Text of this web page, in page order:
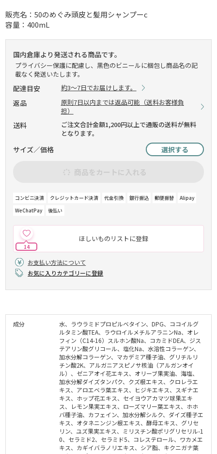
販売名：50のめぐみ頭皮と髪用シャンプーc
容量：400mL
国内倉庫より発送される商品です。
プライバシー保護に配慮し、黒色のビニールに梱包し商品名の記
載なく発送いたします。
配達目安 約3～7日でお届けします。
返品
原則7日以内までは返品可能（送料お客様負
担）
送料
ご注文合計金額1,200円以上で通販の送料が無料
となります。
サイズ／価格 選択する
商品をカートに入れる
コンビニ決済 クレジットカード決済 代金引換 銀行振込 郵便振替
Alipay
WeChatPay
後払い
ほしいものリストに登録
14
お支払い方法について
お気に入りカテゴリーに登録
成分
水、ラウラミドプロピルベタイン、DPG、ココイルグ
ルタミン酸TEA、ラウロイルメチルアラニンNa、オレ
フィン（C14-16）スルホン酸Na、コカミドDEA、ジス
テアリン酸グリコール、塩化Na、水溶性コラーゲン、
加水分解コラーゲン、マカデミア種子油、グリチルリ
チン酸2K、アルガニアスピノサ核油（アルガンオイ
ル）、ゼニアオイ花エキス、オリーブ果実油、海塩、
加水分解ダイズタンパク、クズ根エキス、クロレラエ
キス、アロエベラ葉エキス、ヒジキエキス、スギナエ
キス、ホップ花エキス、セイヨウアカマツ球果エキ
ス、レモン果実エキス、ローズマリー葉エキス、ホホ
バ種子油、カフェイン、加水分解シルク、ダイズ種子エ
キス、オタネニンジン根エキス、酵母エキス、グリセ
リン、ユズ果実エキス、ミリスチン酸ポリグリセリル-1
0、セラミド2、セラミド5、コレステロール、ワカメエ
キス、カギイバラノリエキス、シア脂、キクニガナ葉